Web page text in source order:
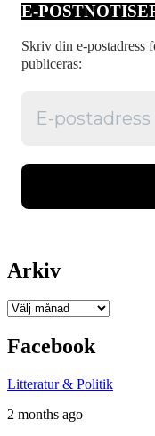
E-
Skriv din e-postadress
publiceras:
Arkiv
Arkiv
Facebook
Litteratur & Politik
2 months ago